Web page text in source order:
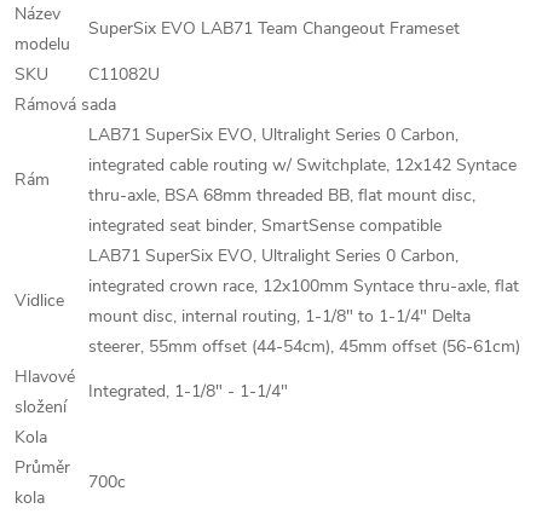
Název
modelu
SuperSix EVO LAB71 Team Changeout Frameset
SKU
C11082U
Rámová sada
Rám
LAB71 SuperSix EVO, Ultralight Series 0 Carbon,
integrated cable routing w/ Switchplate, 12x142 Syntace
thru-axle, BSA 68mm threaded BB, flat mount disc,
integrated seat binder, SmartSense compatible
Vidlice
LAB71 SuperSix EVO, Ultralight Series 0 Carbon,
integrated crown race, 12x100mm Syntace thru-axle, flat
mount disc, internal routing, 1-1/8" to 1-1/4" Delta
steerer, 55mm offset (44-54cm), 45mm offset (56-61cm)
Hlavové
složení
Integrated, 1-1/8" - 1-1/4"
Kola
Průměr
kola
700c